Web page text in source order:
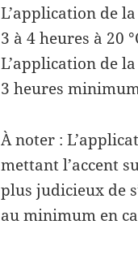
L’application de
3 à 4 heures à 20
L’application de
3 heures
À noter :
mettant l’accent
plus judicieux de
au minimum en